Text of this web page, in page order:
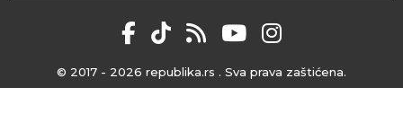
© 2017 - 2026 republika.rs . Sva prava zaštićena.